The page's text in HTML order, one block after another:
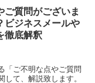
ご質問がございま
ビジネスメールや
徹底解釈
「ご不明な点やご質問
て、解説致します。